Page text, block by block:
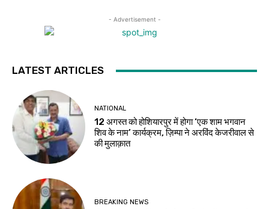
- Advertisement -
LATEST ARTICLES
NATIONAL
12 अगस्त को होशियारपुर में होगा ‘एक शाम भगवान
शिव के नाम’ कार्यक्रम, ज़िम्पा ने अरविंद केजरीवाल से
की मुलाक़ात
BREAKING NEWS